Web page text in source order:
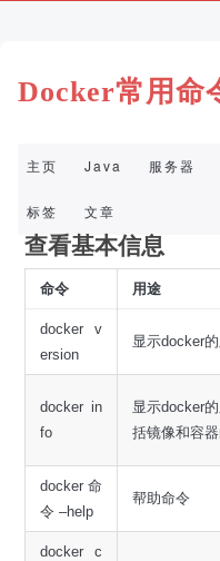
Docker常用命
主页 Java 服务器
标签 文章
查看基本信息
命令 用途
docker v
ersion
显示docker
docker in
fo
显示docker
括镜像和容
docker 命
令 –help
帮助命令
docker c